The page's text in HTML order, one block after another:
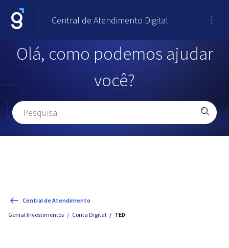
Central de Atendimento Digital
Olá, como podemos ajudar
você?
Central de Atendimento
Genial Investimentos
Conta Digital TED